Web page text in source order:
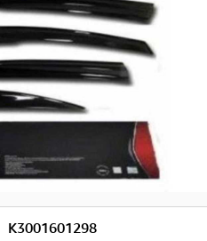
K3001601298